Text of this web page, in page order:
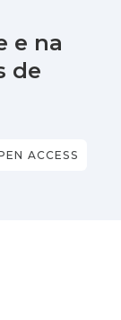
e na
de
ACCESS